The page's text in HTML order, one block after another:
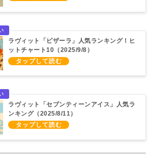
ラヴィット「ピザーラ」人気ランキング！ヒ
ットチャート10（2025/9/8）
ラヴィット「セブンティーンアイス」人気ラ
ンキング（2025/8/11）